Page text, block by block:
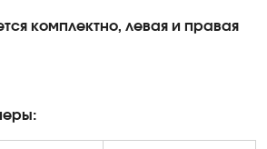
комплектно, левая и правая